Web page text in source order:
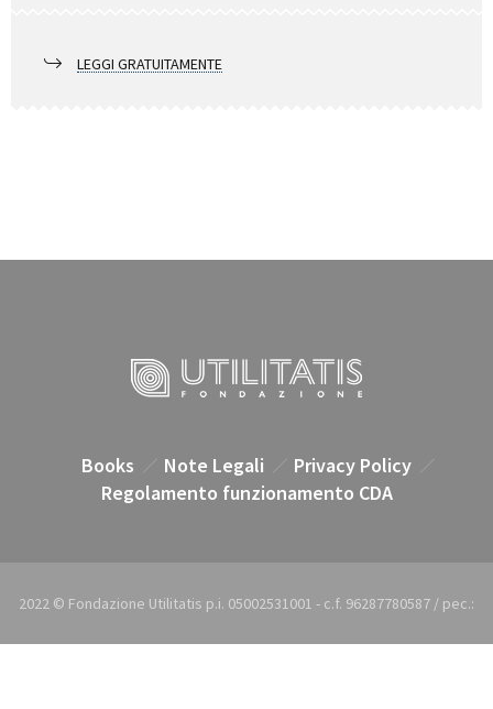
LEGGI GRATUITAMENTE
Books Note Legali
Privacy Policy
Regolamento funzionamento CDA
2022 © Fondazione Utilitatis p.i. 05002531001 - c.f. 96287780587 / pec.: